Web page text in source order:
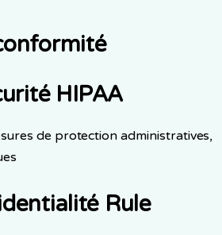
HIPAA
de protection administratives,
Rule